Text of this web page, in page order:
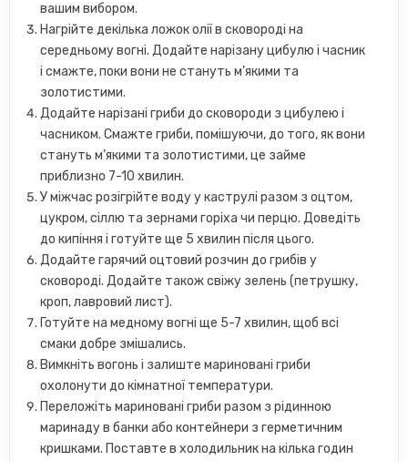
вашим вибором.
Нагрійте декілька ложок олії в сковороді на
середньому вогні. Додайте нарізану цибулю і часник
і смажте, поки вони не стануть м’якими та
золотистими.
Додайте нарізані гриби до сковороди з цибулею і
часником. Смажте гриби, помішуючи, до того, як вони
стануть м’якими та золотистими, це займе
приблизно 7-10 хвилин.
У міжчас розігрійте воду у каструлі разом з оцтом,
цукром, сіллю та зернами горіха чи перцю. Доведіть
до кипіння і готуйте ще 5 хвилин після цього.
Додайте гарячий оцтовий розчин до грибів у
сковороді. Додайте також свіжу зелень (петрушку,
кроп, лавровий лист).
Готуйте на медному вогні ще 5-7 хвилин, щоб всі
смаки добре змішались.
Вимкніть вогонь і залиште мариновані гриби
охолонути до кімнатної температури.
Переложіть мариновані гриби разом з рідинною
маринаду в банки або контейнери з герметичним
кришками. Поставте в холодильник на кілька годин